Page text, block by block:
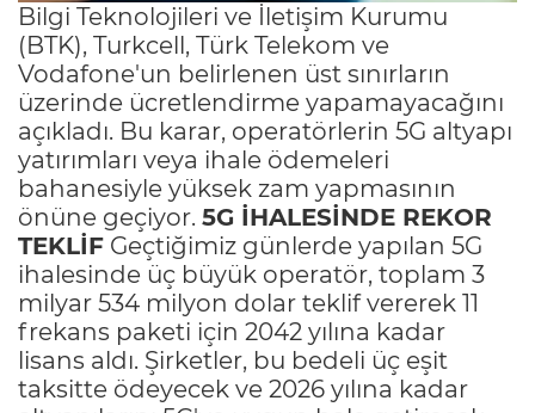
Bilgi Teknolojileri ve İletişim Kurumu
(BTK), Turkcell, Türk Telekom ve
Vodafone'un belirlenen üst sınırların
üzerinde ücretlendirme yapamayacağını
açıkladı. Bu karar, operatörlerin 5G altyapı
yatırımları veya ihale ödemeleri
bahanesiyle yüksek zam yapmasının
önüne geçiyor. 5G İHALESİNDE REKOR
TEKLİF Geçtiğimiz günlerde yapılan 5G
ihalesinde üç büyük operatör, toplam 3
milyar 534 milyon dolar teklif vererek 11
frekans paketi için 2042 yılına kadar
lisans aldı. Şirketler, bu bedeli üç eşit
taksitte ödeyecek ve 2026 yılına kadar